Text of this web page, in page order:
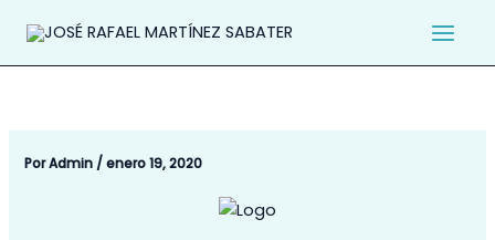
contenido
PorAdmin /enero 19, 2020